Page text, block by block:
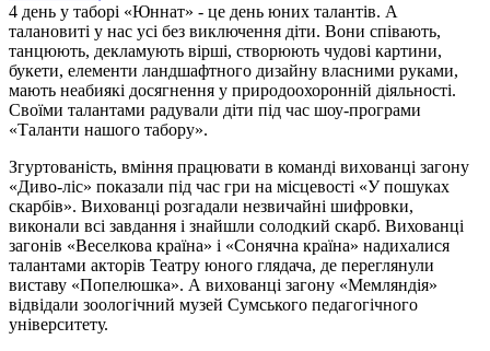
4 день у таборі «Юннат» - це день юних талантів. А
талановиті у нас усі без виключення діти. Вони співають,
танцюють, декламують вірші, створюють чудові картини,
букети, елементи ландшафтного дизайну власними руками,
мають неабиякі досягнення у природоохоронній діяльності.
Своїми талантами радували діти під час шоу-програми
«Таланти нашого табору».
Згуртованість, вміння працювати в команді вихованці загону
«Диво-ліс» показали під час гри на місцевості «У пошуках
скарбів». Вихованці розгадали незвичайні шифровки,
виконали всі завдання і знайшли солодкий скарб. Вихованці
загонів «Веселкова країна» і «Сонячна країна» надихалися
талантами акторів Театру юного глядача, де переглянули
виставу «Попелюшка». А вихованці загону «Мемляндія»
відвідали зоологічний музей Сумського педагогічного
університету.